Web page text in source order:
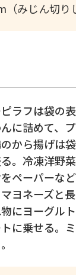
（みじん切り
ラフは袋の
に詰めて、
から揚げは
。冷凍洋野
ペーパーな
ヨネーズと
にヨーグル
に乗せる。